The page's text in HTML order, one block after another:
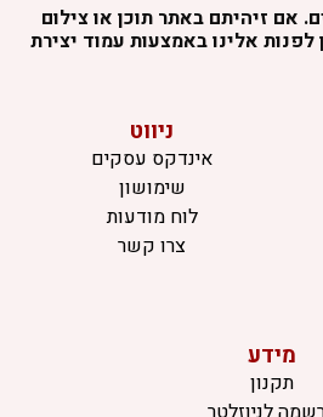
אם זיהיתם באתר תוכן או צילום
לפנות אלינו באמצעות עמוד יצירת
ניווט
אינדקס עסקים
שימושון
לוח מודעות
צרו קשר
מידע
תקנון